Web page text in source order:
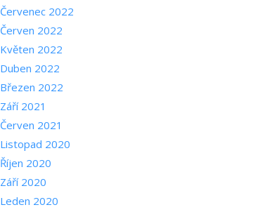
Červenec 2022
Červen 2022
Květen 2022
Duben 2022
Březen 2022
Září 2021
Červen 2021
Listopad 2020
Říjen 2020
Září 2020
Leden 2020